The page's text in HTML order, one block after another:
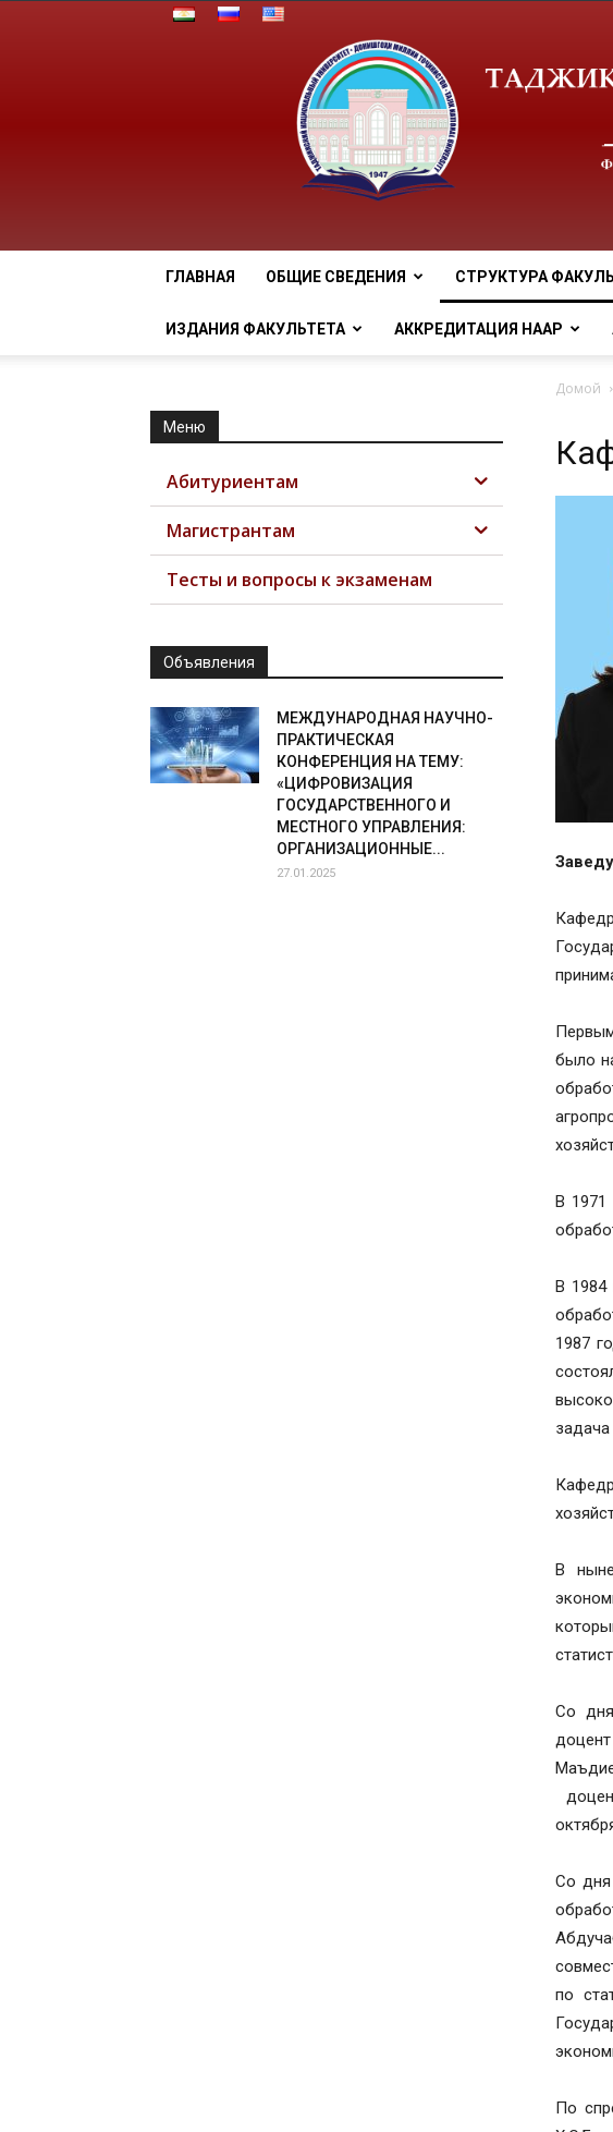
ГЛАВНАЯ ОБЩИЕ СВЕДЕНИЯ СТРУКТУРА
ИЗДАНИЯ ФАКУЛЬТЕТА АККРЕДИТАЦИЯ НААР
Домой
было
В 1971
В 1984
1987
В
Со
Со дня
по
По
Меню
Абитуриентам
Магистрантам
Тесты и вопросы к экзаменам
Объявления
МЕЖДУНАРОДНАЯ НАУЧНО-
ПРАКТИЧЕСКАЯ
КОНФЕРЕНЦИЯ НА ТЕМУ:
«ЦИФРОВИЗАЦИЯ
ГОСУДАРСТВЕННОГО И
МЕСТНОГО УПРАВЛЕНИЯ:
ОРГАНИЗАЦИОННЫЕ...
27.01.2025